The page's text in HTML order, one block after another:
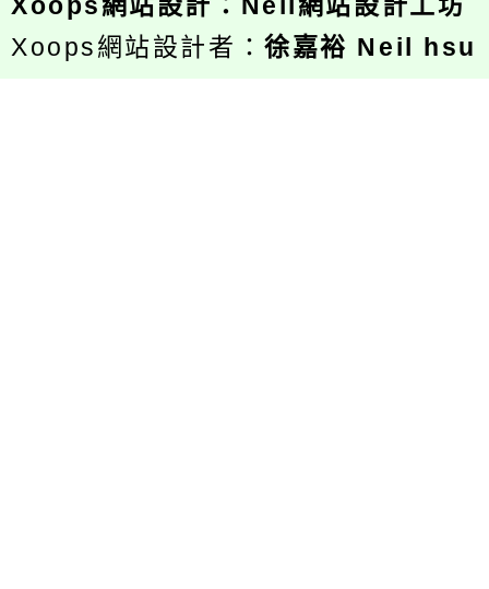
Xoops網站設計 ： Neil網站設計工坊
Xoops網站設計者：徐嘉裕 Neil hsu